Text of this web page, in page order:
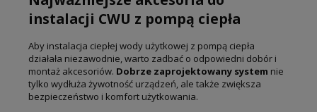
instalacji CWU z pompą ciepła
Aby instalacja ciepłej wody użytkowej z pompą ciepła
działała niezawodnie, warto zadbać o odpowiedni dobór i
montaż akcesoriów. Dobrze zaprojektowany system nie
tylko wydłuża żywotność urządzeń, ale także zwiększa
bezpieczeństwo i komfort użytkowania.